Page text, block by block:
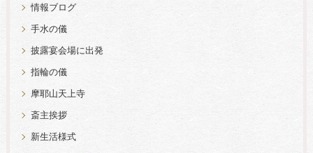
情報ブログ
手水の儀
披露宴会場に出発
指輪の儀
摩耶山天上寺
斎主挨拶
新生活様式